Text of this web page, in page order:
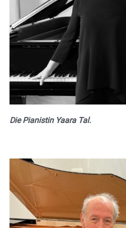
Die Pianistin Yaara Tal.